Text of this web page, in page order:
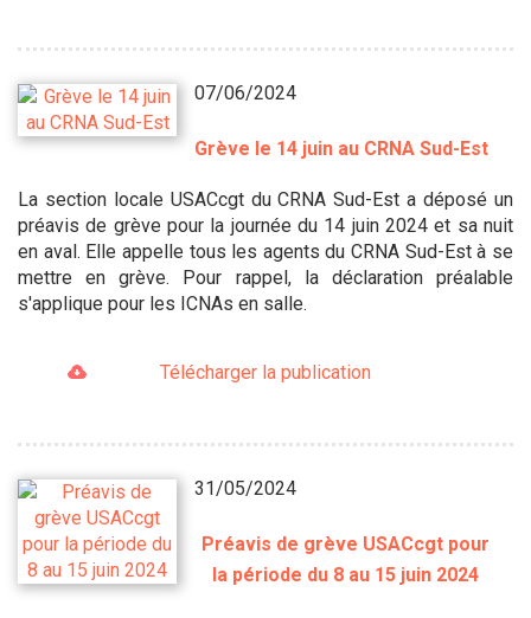
07/06/2024
Grève le 14 juin au CRNA Sud-Est
La section locale USACcgt du CRNA Sud-Est a déposé un
préavis de grève pour la journée du 14 juin 2024 et sa nuit
en aval. Elle appelle tous les agents du CRNA Sud-Est à se
mettre en grève. Pour rappel, la déclaration préalable
s'applique pour les ICNAs en salle.
Télécharger la publication
31/05/2024
Préavis de grève USACcgt pour
la période du 8 au 15 juin 2024